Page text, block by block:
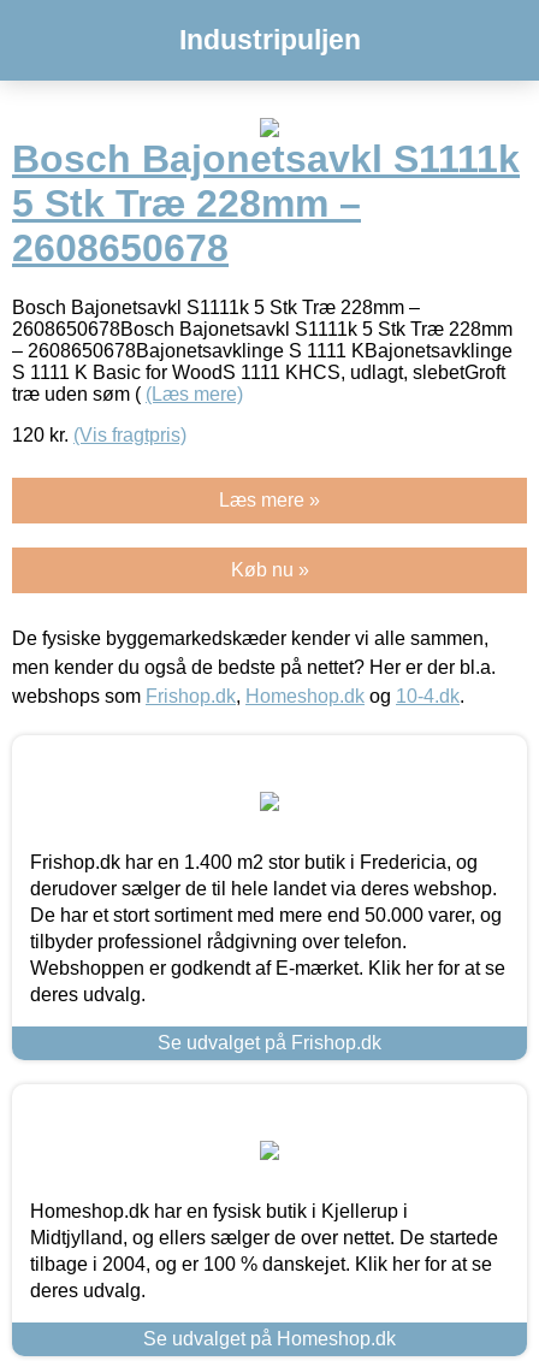
Industripuljen
Bosch Bajonetsavkl S1111k
5 Stk Træ 228mm –
2608650678
Bosch Bajonetsavkl S1111k 5 Stk Træ 228mm –
2608650678Bosch Bajonetsavkl S1111k 5 Stk Træ 228mm
– 2608650678Bajonetsavklinge S 1111 KBajonetsavklinge
S 1111 K Basic for WoodS 1111 KHCS, udlagt, slebetGroft
træ uden søm ( (Læs mere)
120 kr. (Vis fragtpris)
Læs mere »
Køb nu »
De fysiske byggemarkedskæder kender vi alle sammen,
men kender du også de bedste på nettet? Her er der bl.a.
webshops som Frishop.dk, Homeshop.dk og 10-4.dk.
Frishop.dk har en 1.400 m2 stor butik i Fredericia, og
derudover sælger de til hele landet via deres webshop.
De har et stort sortiment med mere end 50.000 varer, og
tilbyder professionel rådgivning over telefon.
Webshoppen er godkendt af E-mærket. Klik her for at se
deres udvalg.
Se udvalget på Frishop.dk
Homeshop.dk har en fysisk butik i Kjellerup i
Midtjylland, og ellers sælger de over nettet. De startede
tilbage i 2004, og er 100 % danskejet. Klik her for at se
deres udvalg.
Se udvalget på Homeshop.dk